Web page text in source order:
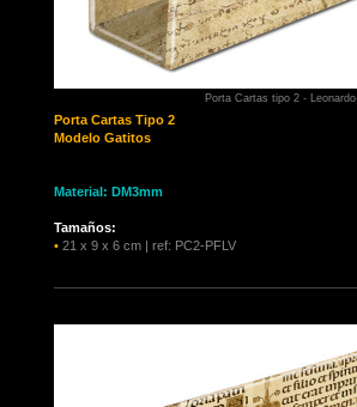
Porta Cartas tipo 2 - Leonardo
Porta Cartas Tipo 2
Modelo Gatitos
Material: DM3mm
Tamaños:
• 21 x 9 x 6 cm | ref: PC2-PFLV